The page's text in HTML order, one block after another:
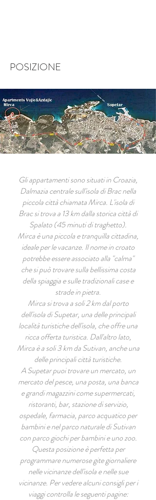
POSIZIONE
Gli appartamenti sono situati in Croazia,
Dalmazia centrale sull'isola di Brac nella
piccola città chiamata Mirca. L'isola di
Brac si trova a 13 km dalla storica città di
Spalato (45 minuti di traghetto).
Mirca è una piccola e tranquilla cittadina,
ideale per le vacanze. Il nome in croato
potrebbe essere associato alla "calma"
che si può trovare sulla bellissima costa
della spiaggia e sulle tradizionali case e
strade in pietra.
Mirca si trova a soli 2 km dal porto
dell'isola di Supetar, una delle principali
località turistiche dell'isola, che offre una
ricca offerta turistica. Dall'altro lato,
Mirca è a soli 3 km da Sutivan, anche una
delle principali città turistiche.
A Supetar puoi trovare un mercato, un
mercato del pesce, una posta, una banca
e grandi magazzini come supermercati,
ristoranti, bar, stazione di servizio,
ospedale, farmacia, parco acquatico per
bambini e nel parco naturale di Sutivan
con parco giochi per bambini e uno zoo.
Questa posizione è perfetta per
programmare numerose gite giornaliere
nelle vicinanze dell'isola e nelle sue
vicinanze. Per vedere alcuni consigli per i
viaggi controlla le seguenti pagine: